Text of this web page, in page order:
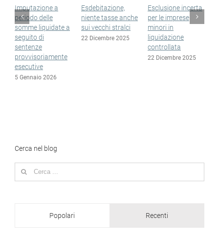
Imputazione a
periodo delle
somme liquidate a
seguito di
sentenze
provvisoriamente
esecutive
5 Gennaio 2026
Esdebitazione,
niente tasse anche
sui vecchi stralci
22 Dicembre 2025
Esclusione incerta
per le imprese
minori in
liquidazione
controllata
22 Dicembre 2025
Cerca nel blog
Search
for:
Popolari Recenti